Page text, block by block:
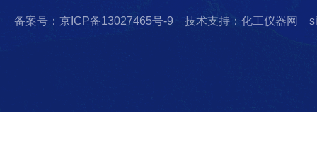
备案号：京ICP备13027465号-9 技术支持：化工仪器网